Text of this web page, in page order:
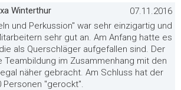
Winterthur
07.11.2016
und Perkussion" war sehr einzigartig und
sehr gut an. Am Anfang hatte es
als Querschläger aufgefallen sind. Der
Teambildung im Zusammenhang mit den
näher gebracht. Am Schluss hat der
Personen "gerockt".